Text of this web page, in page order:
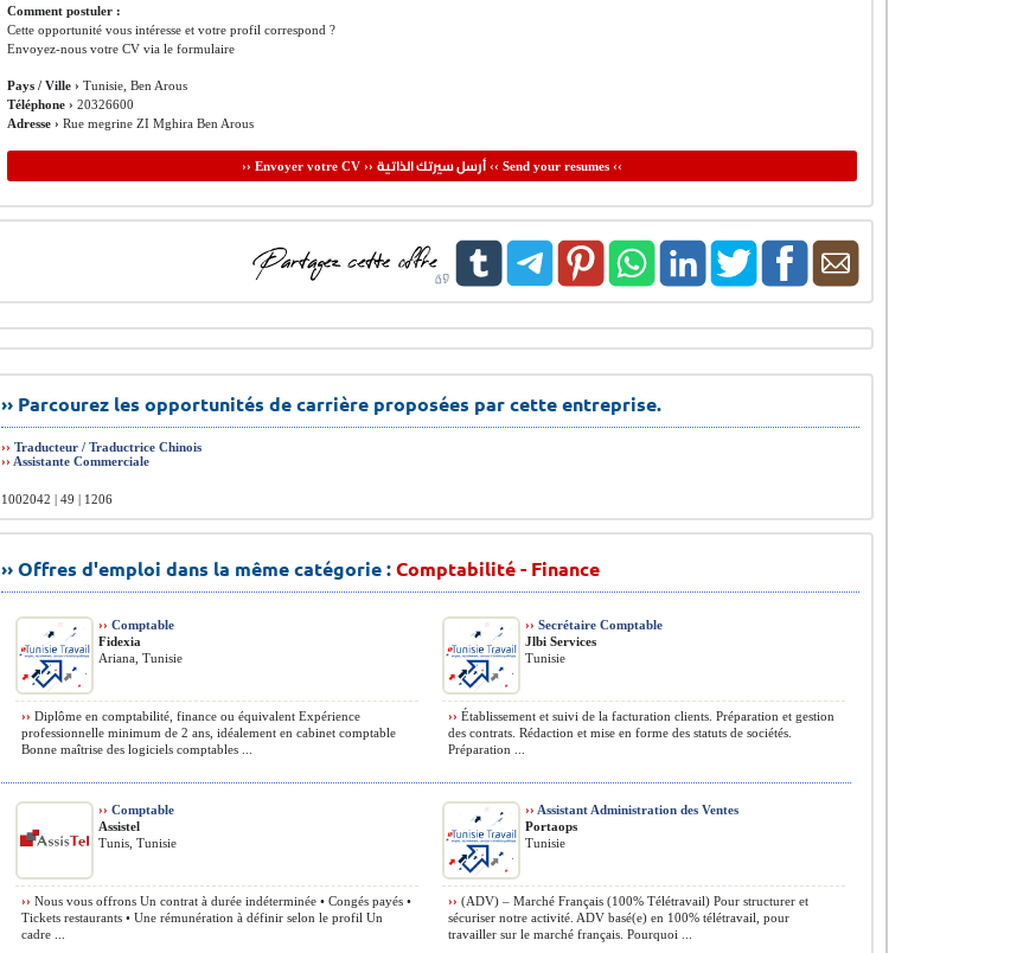
Comment postuler :
Cette opportunité vous intéresse et votre profil correspond ?
Envoyez-nous votre CV via le formulaire
Pays / Ville › Tunisie, Ben Arous
Téléphone › 20326600
Adresse › Rue megrine ZI Mghira Ben Arous
›› Envoyer votre CV ›› أرسل سيرتك الذاتية‹‹ Send your resumes ‹‹
›› Parcourez les opportunités de carrière proposées par cette entreprise.
›› Traducteur / Traductrice Chinois
›› Assistante Commerciale
1002042 | 49 | 1206
›› Offres d'emploi dans la même catégorie :Comptabilité - Finance
›› Comptable
Fidexia
Ariana, Tunisie
›› Diplôme en comptabilité, finance ou équivalent Expérience
professionnelle minimum de 2 ans, idéalement en cabinet comptable
Bonne maîtrise des logiciels comptables ...
›› Secrétaire Comptable
Jlbi Services
Tunisie
›› Établissement et suivi de la facturation clients. Préparation et gestion
des contrats. Rédaction et mise en forme des statuts de sociétés.
Préparation ...
›› Comptable
Assistel
Tunis, Tunisie
›› Nous vous offrons Un contrat à durée indéterminée • Congés payés •
Tickets restaurants • Une rémunération à définir selon le profil Un
cadre ...
›› Assistant Administration des Ventes
Portaops
Tunisie
›› (ADV) – Marché Français (100% Télétravail) Pour structurer et
sécuriser notre activité. ADV basé(e) en 100% télétravail, pour
travailler sur le marché français. Pourquoi ...